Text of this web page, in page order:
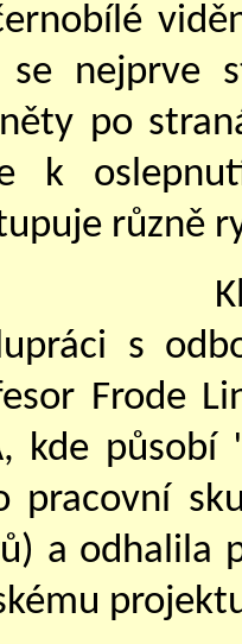
se nejprve
po
k
různě
s
Frode
kde působí
pracovní
a odhalila